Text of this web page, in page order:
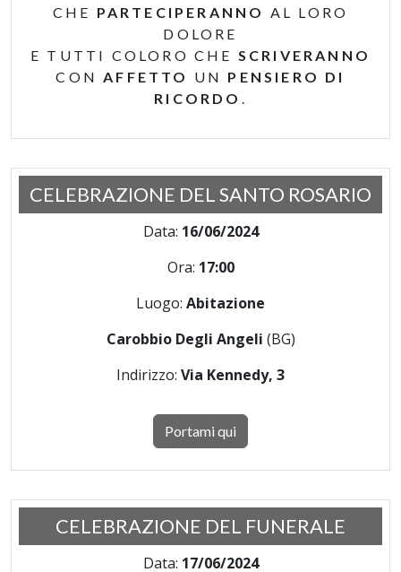
CHE PARTECIPERANNO AL LORO
DOLORE
E TUTTI COLORO CHE SCRIVERANNO
CONAFFETTO UN PENSIERO DI
RICORDO .
CELEBRAZIONE DEL SANTO ROSARIO
Data: 16/06/2024
Ora: 17:00
Luogo: Abitazione
Carobbio Degli Angeli (BG)
Indirizzo: Via Kennedy, 3
Portami qui
CELEBRAZIONE DEL FUNERALE
Data: 17/06/2024